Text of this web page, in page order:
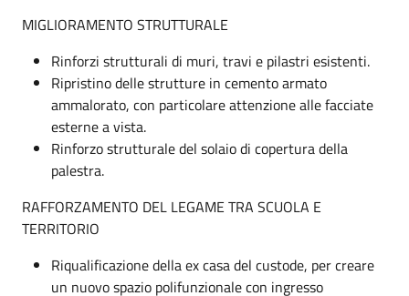
MIGLIORAMENTO STRUTTURALE
Rinforzi strutturali di muri, travi e pilastri esistenti.
Ripristino delle strutture in cemento armato
ammalorato, con particolare attenzione alle facciate
esterne a vista.
Rinforzo strutturale del solaio di copertura della
palestra.
RAFFORZAMENTO DEL LEGAME TRA SCUOLA E
TERRITORIO
Riqualificazione della ex casa del custode, per creare
un nuovo spazio polifunzionale con ingresso